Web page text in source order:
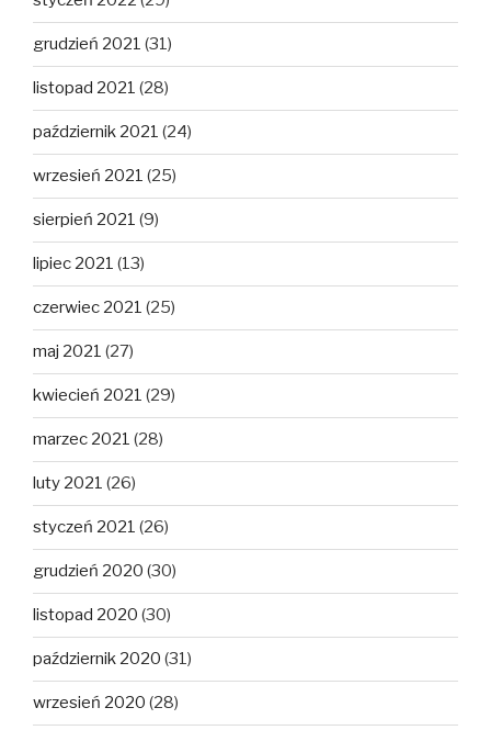
grudzień 2021 (31)
listopad 2021 (28)
październik 2021 (24)
wrzesień 2021 (25)
sierpień 2021 (9)
lipiec 2021 (13)
czerwiec 2021 (25)
maj 2021 (27)
kwiecień 2021 (29)
marzec 2021 (28)
luty 2021 (26)
styczeń 2021 (26)
grudzień 2020 (30)
listopad 2020 (30)
październik 2020 (31)
wrzesień 2020 (28)